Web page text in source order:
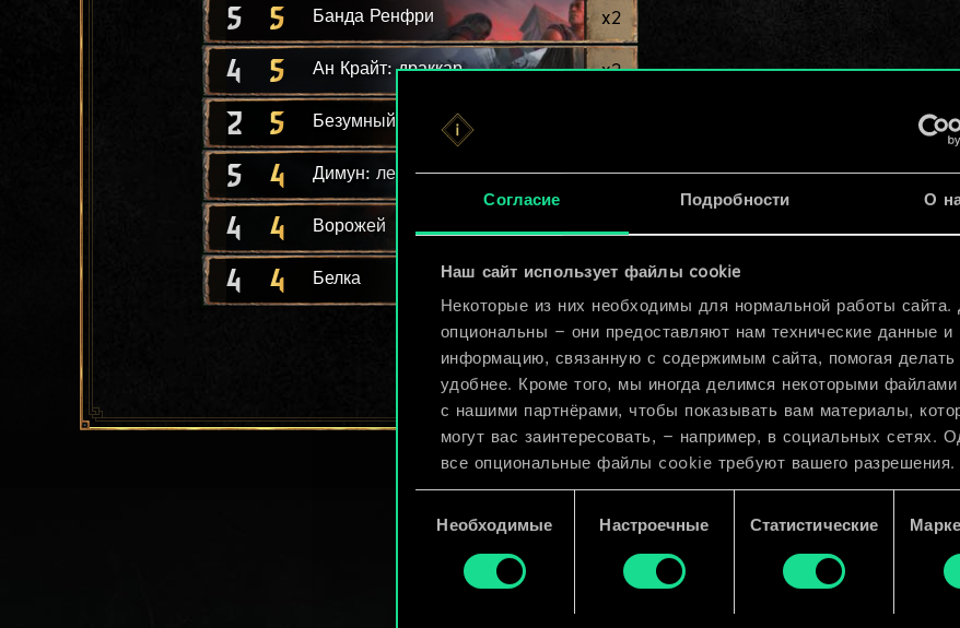
Согласие Подробности О
Наш сайт использует файлы cookie
Некоторые из них необходимы для нормальной работы сайта.
опциональны — они предоставляют нам технические данные и
информацию, связанную с содержимым сайта, помогая делать
удобнее. Кроме того, мы иногда делимся некоторыми
с нашими партнёрами, чтобы показывать вам материалы,
могут вас заинтересовать, — например, в социальных сетях.
все опциональные файлы cookie требуют вашего разрешения.
Найти подробную информацию о том, как мы используем
«Настройки» ниже.
согласия
Необходимые Настроечные Статистические
5 5 Банда Ренфри x2
4 5 Ан Крайт: драккар x2
2 5 Безумный пират
5 4 Димун: легкий драккар x2
4 4 Ворожей
4 4 Белка